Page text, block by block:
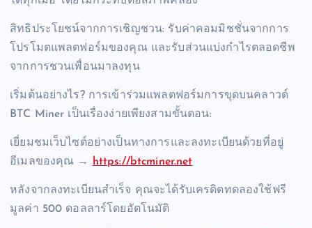
สิทธิประโยชน์จากการเชิญชวน: รับค่าคอมมิชชั่นจากการ
โปรโมตแพลตฟอร์มของคุณ และรับส่วนแบ่งกำไรตลอดชีพ
จากการชวนเพื่อนมาลงทุน
เริ่มต้นอย่างไร? การเข้าร่วมแพลตฟอร์มการขุดบนคลาวด์
BTC Miner เป็นเรื่องง่ายเพียงสามขั้นตอน:
เยี่ยมชมเว็บไซต์อย่างเป็นทางการและลงทะเบียนด้วยที่อยู่
อีเมลของคุณ → https://btcminer.net
หลังจากลงทะเบียนสำเร็จ คุณจะได้รับเครดิตทดลองใช้ฟรี
มูลค่า 500 ดอลลาร์โดยอัตโนมัติ